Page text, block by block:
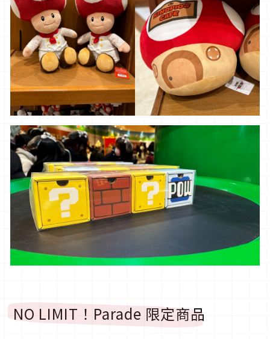
NO LIMIT！Parade 限定商品